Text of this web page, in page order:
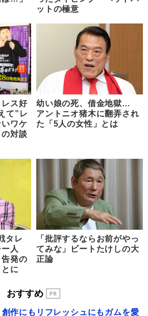
ットの極意
ス好
て”レ
ワケ
の対談
幼い娘の死、借金地獄…
アントニオ猪木に翻弄され
た「5人の女性」とは
タレ
人
発の
に
「批評するならお前がやっ
てみな」ビートたけしの大
正論
おすすめ
創作にもリフレッシュにもガムを愛